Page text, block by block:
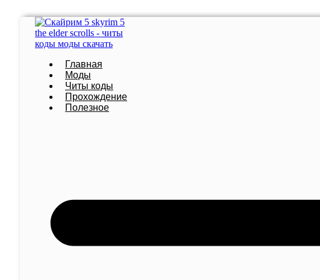
содержимому
Главная
Моды
Читы коды
Прохождение
Полезное